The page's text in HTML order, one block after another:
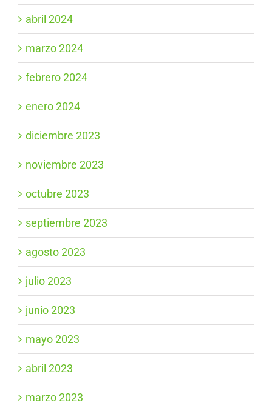
abril 2024
marzo 2024
febrero 2024
enero 2024
diciembre 2023
noviembre 2023
octubre 2023
septiembre 2023
agosto 2023
julio 2023
junio 2023
mayo 2023
abril 2023
marzo 2023